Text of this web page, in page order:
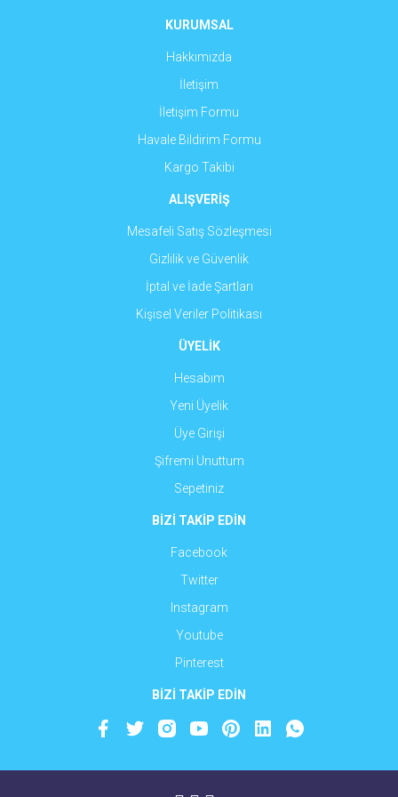
Ürün fiyatı diğer sitelerden daha pahalı.
Gönder
KURUMSAL
Hakkımızda
İletişim
İletişim Formu
Havale Bildirim Formu
Kargo Takibi
ALIŞVERİŞ
Mesafeli Satış Sözleşmesi
Gizlilik ve Güvenlik
İptal ve İade Şartları
Kişisel Veriler Politikası
ÜYELİK
Hesabım
Yeni Üyelik
Üye Girişi
Şifremi Unuttum
Sepetiniz
BİZİ TAKİP EDİN
Facebook
Twitter
Instagram
Youtube
Pinterest
BİZİ TAKİP EDİN